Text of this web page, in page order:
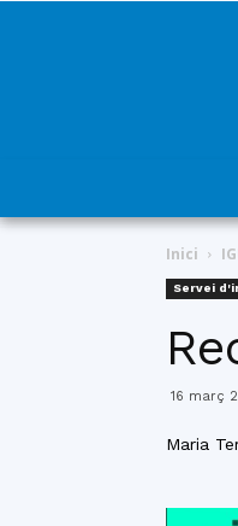
Inici
Servei
16 març
Maria